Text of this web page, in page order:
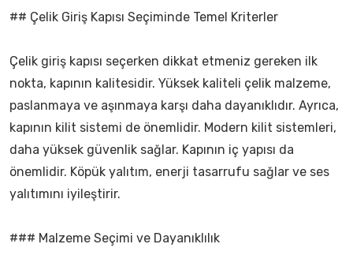
## Çelik Giriş Kapısı Seçiminde Temel Kriterler
Çelik giriş kapısı seçerken dikkat etmeniz gereken ilk
nokta, kapının kalitesidir. Yüksek kaliteli çelik malzeme,
paslanmaya ve aşınmaya karşı daha dayanıklıdır. Ayrıca,
kapının kilit sistemi de önemlidir. Modern kilit sistemleri,
daha yüksek güvenlik sağlar. Kapının iç yapısı da
önemlidir. Köpük yalıtım, enerji tasarrufu sağlar ve ses
yalıtımını iyileştirir.
### Malzeme Seçimi ve Dayanıklılık